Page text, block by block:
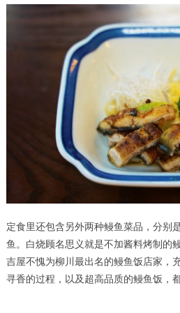
定食里还包含另外两种鳗鱼菜品，分别
鱼。白烧顾名思义就是不加酱料烤制的
吉屋不愧为柳川最出名的鳗鱼饭店家，
寻香的过程，以及超高品质的鳗鱼饭，